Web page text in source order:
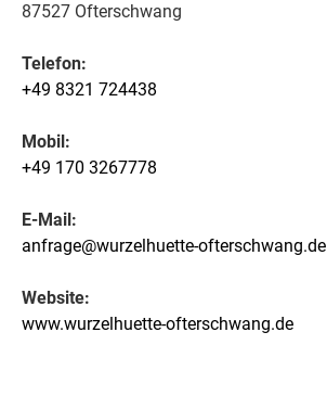
87527 Ofterschwang
Telefon:
+49 8321 724438
Mobil:
+49 170 3267778
E-Mail:
anfrage@wurzelhuette-ofterschwang.de
Website:
www.wurzelhuette-ofterschwang.de